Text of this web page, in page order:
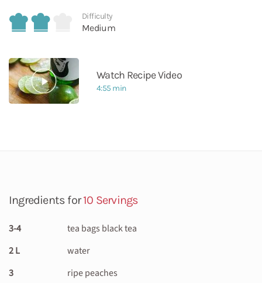
Difficulty
Medium
Watch Recipe Video
4:55 min
Ingredients for10 Servings
3-4
tea bags black tea
2 L
water
3
ripe peaches